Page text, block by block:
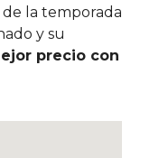
de la temporada
y su
precio con